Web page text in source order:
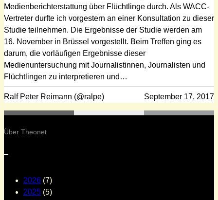
Medienberichterstattung über Flüchtlinge durch. Als WACC-
Vertreter durfte ich vorgestern an einer Konsultation zu dieser
Studie teilnehmen. Die Ergebnisse der Studie werden am
16. November in Brüssel vorgestellt. Beim Treffen ging es
darum, die vorläufigen Ergebnisse dieser
Medienuntersuchung mit Journalistinnen, Journalisten und
Flüchtlingen zu interpretieren und…
Ralf Peter Reimann (@ralpe) September 17, 2017
Über Theonet
–
2026 (7)
2025 (5)